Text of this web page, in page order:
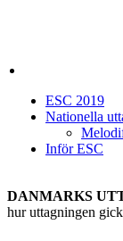
ESC 2019
Nationella
Inför ESC
DANMARKS
hur uttagningen